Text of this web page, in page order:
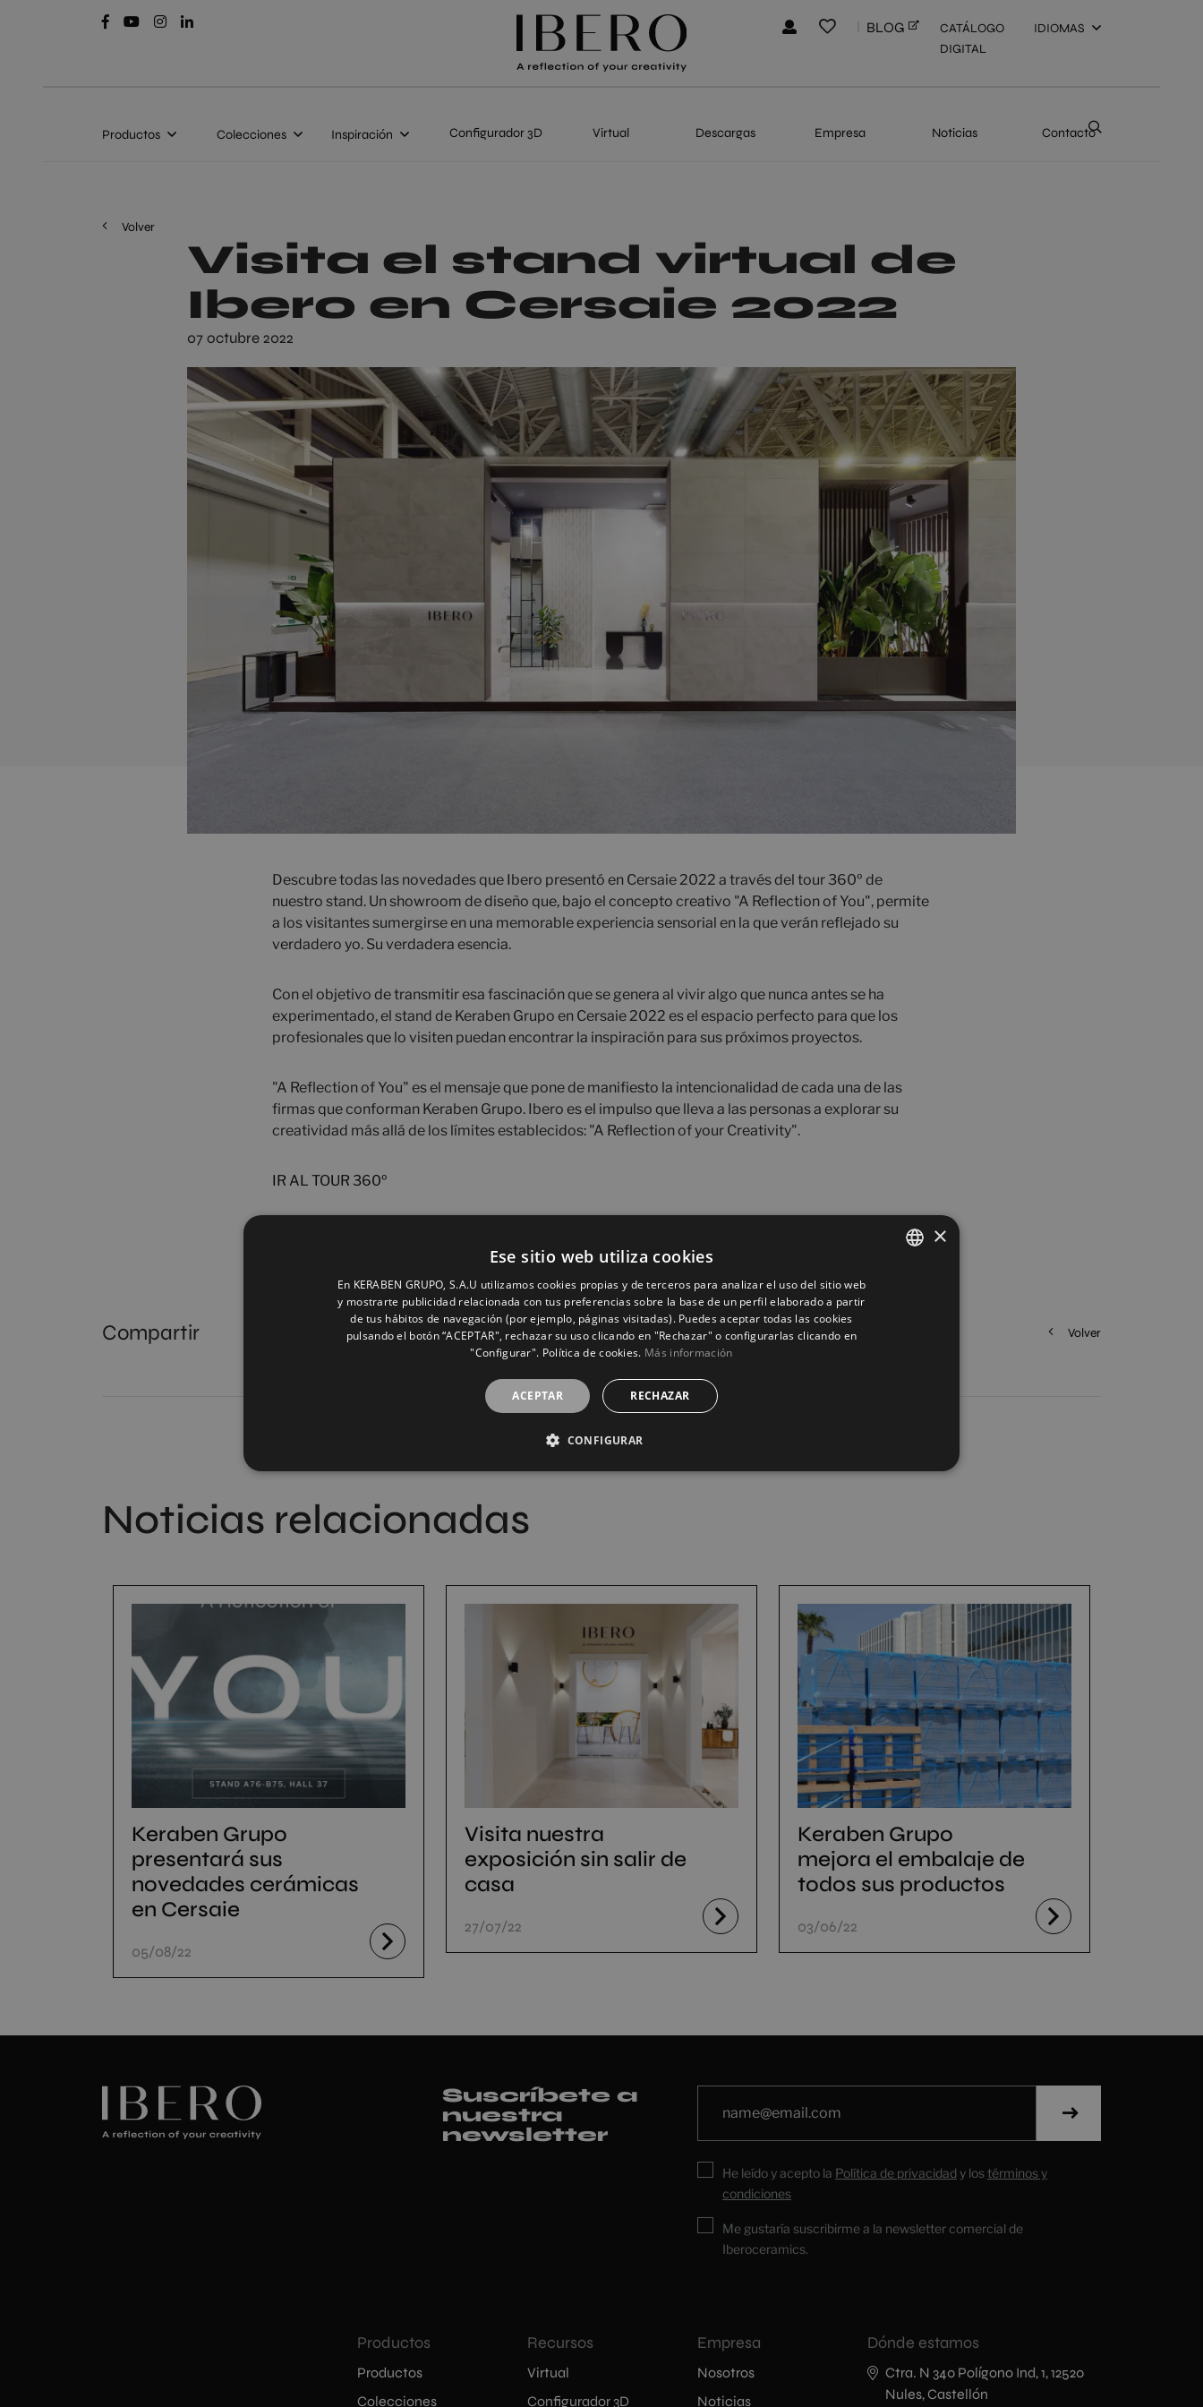
BLOG
CATÁLOGO
DIGITAL
IDIOMAS
Productos Colecciones Inspiración Configurador 3D Virtual Descargas Empresa Noticias Contacto
Volver
Visita el stand virtual de
Ibero en Cersaie 2022
07 octubre 2022
Descubre todas las novedades que Ibero presentó en Cersaie 2022 a través del tour 360º de
nuestro stand. Un showroom de diseño que, bajo el concepto creativo "A Reflection of You", permite
a los visitantes sumergirse en una memorable experiencia sensorial en la que verán reflejado su
verdadero yo. Su verdadera esencia.
Con el objetivo de transmitir esa fascinación que se genera al vivir algo que nunca antes se ha
experimentado, el stand de Keraben Grupo en Cersaie 2022 es el espacio perfecto para que los
profesionales que lo visiten puedan encontrar la inspiración para sus próximos proyectos.
"A Reflection of You" es el mensaje que pone de manifiesto la intencionalidad de cada una de las
firmas que conforman Keraben Grupo. Ibero es el impulso que lleva a las personas a explorar su
creatividad más allá de los límites establecidos: "A Reflection of your Creativity".
IR AL TOUR 360º
Compartir Volver
Noticias relacionadas
Keraben Grupo
presentará sus
novedades cerámicas
en Cersaie
05/08/22
Visita nuestra
exposición sin salir de
casa
27/07/22
Keraben Grupo
mejora el embalaje de
todos sus productos
03/06/22
Suscríbete a
nuestra
newsletter
He leído y acepto la Política de privacidad y los términos y
condiciones
Me gustaría suscribirme a la newsletter comercial de
Iberoceramics.
Productos
Productos
Colecciones
Recursos
Virtual
Configurador 3D
Empresa
Nosotros
Noticias
Dónde estamos
Ctra. N 340 Polígono Ind, 1, 12520
Nules, Castellón
×
Ese sitio web utiliza cookies
En KERABEN GRUPO, S.A.U utilizamos cookies propias y de terceros para analizar el uso del sitio web
y mostrarte publicidad relacionada con tus preferencias sobre la base de un perfil elaborado a partir
de tus hábitos de navegación (por ejemplo, páginas visitadas). Puedes aceptar todas las cookies
pulsando el botón “ACEPTAR", rechazar su uso clicando en "Rechazar" o configurarlas clicando en
"Configurar". Política de cookies. Más información
ACEPTAR RECHAZAR
CONFIGURAR